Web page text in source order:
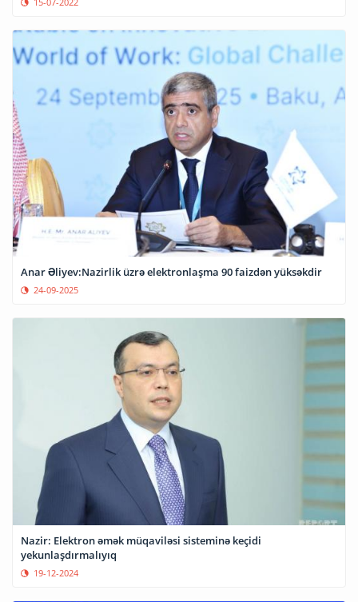
Anar Əliyev:Nazirlik üzrə elektronlaşma 90 faizdən yüksəkdir
24-09-2025
Nazir: Elektron əmək müqaviləsi sisteminə keçidi
yekunlaşdırmalıyıq
19-12-2024